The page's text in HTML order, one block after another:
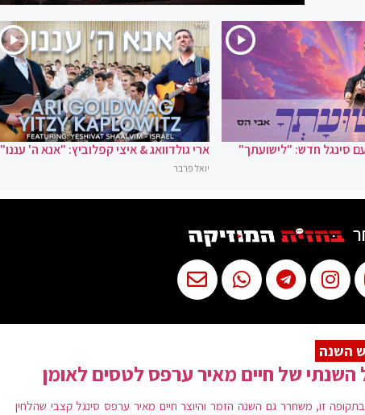
סינגל חדש: "לישועתך" ארי גולדוואג & איצי קפלוביץ: "אנא ה' עננו"
יואל פרבר
השנה
השנתי של חיים מאיר ערפס לטסים לאומן
זו, משחרר גם השנה הזמר והיוצר חיים מאיר ערפס סינגל קצבי שהלחין